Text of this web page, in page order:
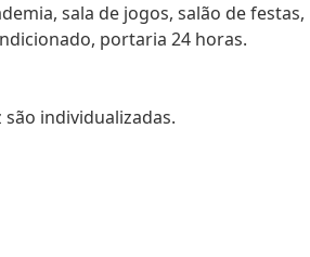
sala de jogos, salão de festas,
portaria 24 horas.
individualizadas.